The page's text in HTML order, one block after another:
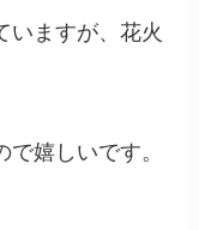
いますが、花火
嬉しいです。